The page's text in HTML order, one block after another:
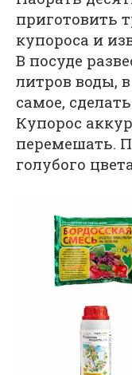
приготовить
купороса и
В посуде
литров воды,
самое,
Купорос
перемешать.
голубого